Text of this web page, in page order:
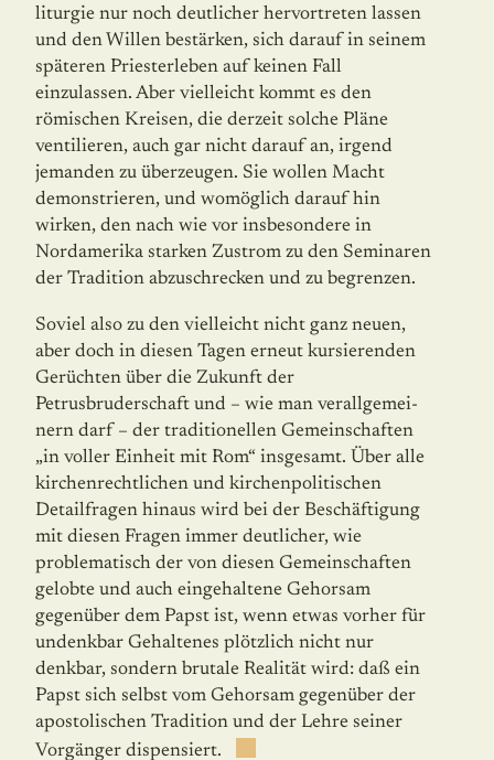
liturgie nur noch deutlicher hervortreten lassen
und den Willen bestärken, sich darauf in seinem
späteren Priesterleben auf keinen Fall
einzulassen. Aber vielleicht kommt es den
römischen Kreisen, die derzeit solche Pläne
ventilieren, auch gar nicht darauf an, irgend
jemanden zu überzeugen. Sie wollen Macht
demonstrieren, und womöglich darauf hin
wirken, den nach wie vor insbesondere in
Nordamerika starken Zustrom zu den Seminaren
der Tradition abzuschrecken und zu begrenzen.
Soviel also zu den vielleicht nicht ganz neuen,
aber doch in diesen Tagen erneut kur­sie­renden
Gerüchten über die Zukunft der
Petrusbruderschaft und – wie man verallgemei­
nern darf – der traditionellen Gemeinschaften
„in voller Einheit mit Rom“ insgesamt. Über alle
kirchenrechtlichen und kirchenpolitischen
Detailfragen hinaus wird bei der Beschäftigung
mit diesen Fragen immer deutlicher, wie
problematisch der von diesen Gemeinschaften
gelobte und auch eingehaltene Gehorsam
gegenüber dem Papst ist, wenn etwas vorher für
undenkbar Gehaltenes plötzlich nicht nur
denkbar, sondern bru­tale Realität wird: daß ein
Papst sich selbst vom Gehorsam gegenüber der
apostolischen Tradition und der Lehre seiner
Vorgänger dispensiert.